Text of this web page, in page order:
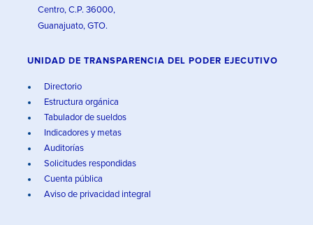
Centro, C.P. 36000,
Guanajuato, GTO.
UNIDAD DE TRANSPARENCIA DEL PODER EJECUTIVO
Directorio
Estructura orgánica
Tabulador de sueldos
Indicadores y metas
Auditorías
Solicitudes respondidas
Cuenta pública
Aviso de privacidad integral